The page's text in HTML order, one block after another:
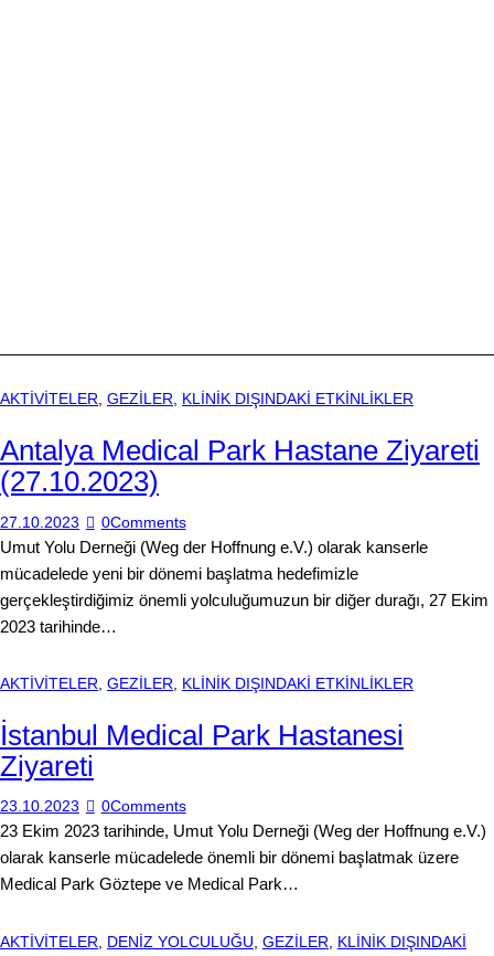
AKTİVİTELER, GEZİLER, KLİNİK DIŞINDAKİ ETKİNLİKLER
Antalya Medical Park Hastane Ziyareti
(27.10.2023)
27.10.2023 0Comments
Umut Yolu Derneği (Weg der Hoffnung e.V.) olarak kanserle
mücadelede yeni bir dönemi başlatma hedefimizle
gerçekleştirdiğimiz önemli yolculuğumuzun bir diğer durağı, 27 Ekim
2023 tarihinde…
AKTİVİTELER GEZİLER KLİNİK DIŞINDAKİ ETKİNLİKLER
İstanbul Medical Park Hastanesi
Ziyareti
23.10.2023 0Comments
23 Ekim 2023 tarihinde, Umut Yolu Derneği (Weg der Hoffnung e.V.)
olarak kanserle mücadelede önemli bir dönemi başlatmak üzere
Medical Park Göztepe ve Medical Park…
AKTİVİTELER DENİZ YOLCULUĞU GEZİLER
KLİNİK DIŞINDAKİ